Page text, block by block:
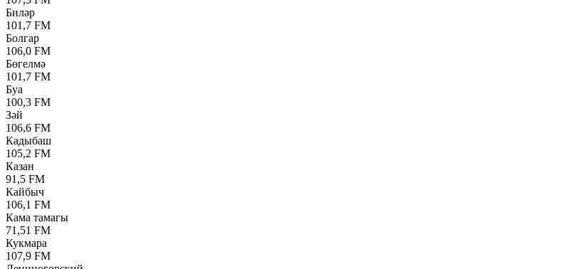
Биләр
101,7 FM
Болгар
106,0 FM
Бөгелмә
101,7 FM
Буа
100,3 FM
Зәй
106,6 FM
Кадыбаш
105,2 FM
Казан
91,5 FM
Кайбыч
106,1 FM
Кама тамагы
71,51 FM
Кукмара
107,9 FM